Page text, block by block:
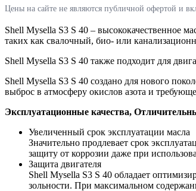
Цены на сайте не являются публичной офертой и
Shell Mysella S3 S 40 – высококачественное
таких как свалочный, био- или
Shell Mysella S3 S 40 также подходит для
Shell Mysella S3 S 40 создано для нового
выброс в атмосферу окислов азота и
Эксплуатационные качества,
Увеличенный срок эксплуатации масла
Значительно продлевает срок
защиту от коррозии даже при
Защита двигателя
Shell Mysella S3 S 40 обладает
зольности. При максимальном